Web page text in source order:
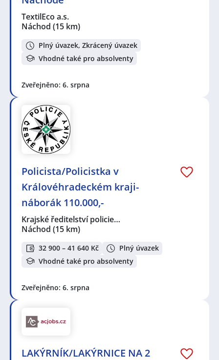
TextilEco a.s.
Náchod (15 km)
Plný úvazek, Zkrácený úvazek
Vhodné také pro absolventy
Zveřejněno: 6. srpna
Policista/Policistka v
Královéhradeckém kraji-
náborák 110.000,-
Krajské ředitelství policie…
Náchod (15 km)
32 900 – 41 640 Kč
Plný úvazek
Vhodné také pro absolventy
Zveřejněno: 6. srpna
LAKÝRNÍK/LAKÝRNICE NA 2